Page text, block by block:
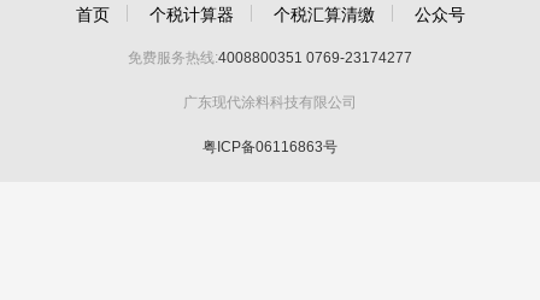
首页 个税计算器 个税汇算清缴 公众号
免费服务热线:4008800351 0769-23174277
广东现代涂料科技有限公司
粤ICP备06116863号